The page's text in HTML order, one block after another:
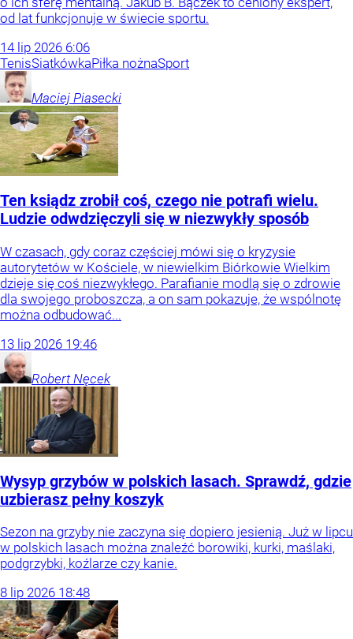
od lat funkcjonuje w świecie sportu.
14 lip 2026 6:06
TenisSiatkówkaPiłka nożnaSport
Maciej Piasecki
Ten ksiądz zrobił coś, czego nie potrafi wielu.
Ludzie odwdzięczyli się w niezwykły sposób
W czasach, gdy coraz częściej mówi się o kryzysie
autorytetów w Kościele, w niewielkim Biórkowie Wielkim
dzieje się coś niezwykłego. Parafianie modlą się o zdrowie
dla swojego proboszcza, a on sam pokazuje, że wspólnotę
można odbudować...
13 lip 2026 19:46
Robert Nęcek
Wysyp grzybów w polskich lasach. Sprawdź, gdzie
uzbierasz pełny koszyk
Sezon na grzyby nie zaczyna się dopiero jesienią. Już w lipcu
w polskich lasach można znaleźć borowiki, kurki, maślaki,
podgrzybki, koźlarze czy kanie.
8 lip 2026 18:48